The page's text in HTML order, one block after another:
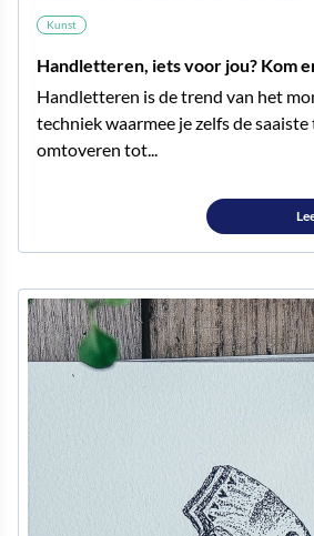
Kunst
Handletteren, iets voor jou? Kom
Handletteren is de trend van het
techniek waarmee je zelfs de
omtoveren tot...